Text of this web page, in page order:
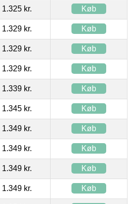
1.325 kr. Køb
1.329 kr. Køb
1.329 kr. Køb
1.329 kr. Køb
1.339 kr. Køb
1.345 kr. Køb
1.349 kr. Køb
1.349 kr. Køb
1.349 kr. Køb
1.349 kr. Køb